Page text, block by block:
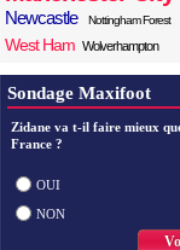
Newcastle Nottingham Forest
West Ham Wolverhampton
Sondage Maxifoot
Zidane va t-il faire mieux
France ?
OUI
NON